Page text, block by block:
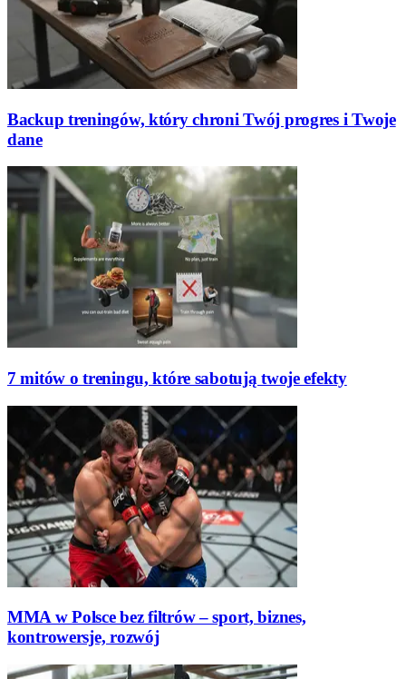
Backup treningów, który chroni Twój progres i Twoje
dane
7 mitów o treningu, które sabotują twoje efekty
MMA w Polsce bez filtrów – sport, biznes,
kontrowersje, rozwój